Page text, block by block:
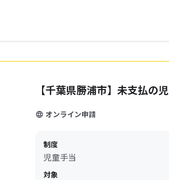
【千葉県勝浦市】未支払の
オンライン申請
制度
児童手当
対象